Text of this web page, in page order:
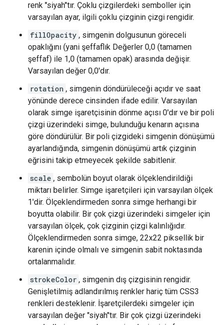
renk "siyah"tır. Çoklu çizgilerdeki semboller için
varsayılan ayar, ilgili çoklu çizginin çizgi rengidir.
fillOpacity , simgenin dolgusunun göreceli
opaklığını (yani şeffaflık Değerler 0,0 (tamamen
şeffaf) ile 1,0 (tamamen opak) arasında değişir.
Varsayılan değer 0,0'dır.
rotation , simgenin döndürüleceği açıdır ve saat
yönünde derece cinsinden ifade edilir. Varsayılan
olarak simge işaretçisinin dönme açısı 0'dır ve bir poli
çizgi üzerindeki simge, bulunduğu kenarın açısına
göre döndürülür. Bir poli çizgideki simgenin dönüşümü
ayarlandığında, simgenin dönüşümü artık çizginin
eğrisini takip etmeyecek şekilde sabitlenir.
scale , sembolün boyut olarak ölçeklendirildiği
miktarı belirler. Simge işaretçileri için varsayılan ölçek
1'dir. Ölçeklendirmeden sonra simge herhangi bir
boyutta olabilir. Bir çok çizgi üzerindeki simgeler için
varsayılan ölçek, çok çizginin çizgi kalınlığıdır.
Ölçeklendirmeden sonra simge, 22x22 piksellik bir
karenin içinde olmalı ve simgenin sabit noktasında
ortalanmalıdır.
strokeColor , simgenin dış çizgisinin rengidir.
Genişletilmiş adlandırılmış renkler hariç tüm CSS3
renkleri desteklenir. İşaretçilerdeki simgeler için
varsayılan değer "siyah"tır. Bir çok çizgi üzerindeki